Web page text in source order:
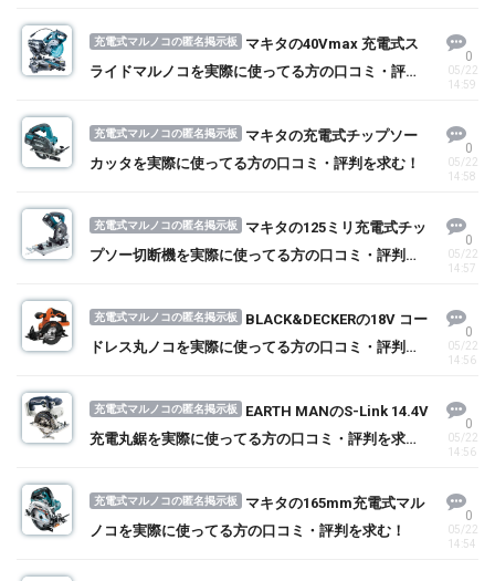
充電式マルノコの匿名掲示板
マキタの40Vmax 充電式ス
ライドマルノコを実際に使ってる方の口コミ・評判
0
05/22
14:59
充電式マルノコの匿名掲示板
マキタの充電式チップソー
カッタを実際に使ってる方の口コミ・評判を求む！
0
05/22
14:58
充電式マルノコの匿名掲示板
マキタの125ミリ充電式チッ
プソー切断機を実際に使ってる方の口コミ・評判を
0
05/22
14:57
充電式マルノコの匿名掲示板
BLACK&DECKERの18V コー
ドレス丸ノコを実際に使ってる方の口コミ・評判を
0
05/22
14:56
充電式マルノコの匿名掲示板
EARTH MANのS-Link 14.4V
充電丸鋸を実際に使ってる方の口コミ・評判を求
0
05/22
14:56
充電式マルノコの匿名掲示板
マキタの165mm充電式マル
ノコを実際に使ってる方の口コミ・評判を求む！
0
05/22
14:54